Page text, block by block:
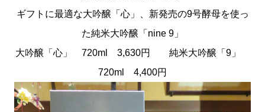
ギフトに最適な大吟醸「心」、新発売の9号酵母を使っ
た純米大吟醸「nine 9」
大吟醸「心」 720ml 3,630円 純米大吟醸「9」
720ml 4,400円